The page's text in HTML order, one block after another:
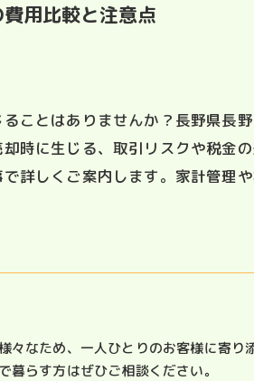
用比較と注意点
ことはありませんか？長野県長
時に生じる、取引リスクや税金
詳しくご案内します。家計管理
々なため、一人ひとりのお客様に寄
らす方はぜひご相談ください。